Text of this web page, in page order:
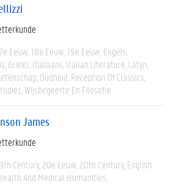
Eeuw 18e Eeuw 19e Eeuw Engels
Grieks Italiaans Italian Literature Latijn
Oudheid Reception Of Classics
Wijsbegeerte En Filosofie
James
Century 20e Eeuw 20th Century English
And Medical Humanities